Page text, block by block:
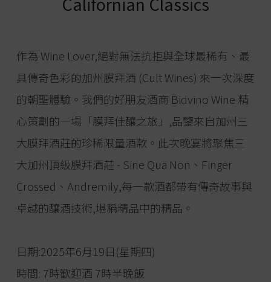
作為 Wine Lover,絕對無法抗拒與全球最稀有、最
具傳奇色彩的加州膜拜酒 (Cult Wines) 來一次深度
的朝聖體驗。我們的好朋友酒商 Bidvino Wine 精
心策劃的一場「膜拜佳釀之旅」,品鑒來自加州三
大膜拜酒莊的珍稀限量酒款。此次晚宴將聚焦三
大加州頂級膜拜酒莊 - Sine Qua Non、Finger
Crossed、Andremily,每一款酒都帶有傳奇故事與
卓越的釀酒技術,堪稱精品中的精品。
日期:2025年6月19日(星期四)
時間: 7時歡迎酒 7時半晚飯